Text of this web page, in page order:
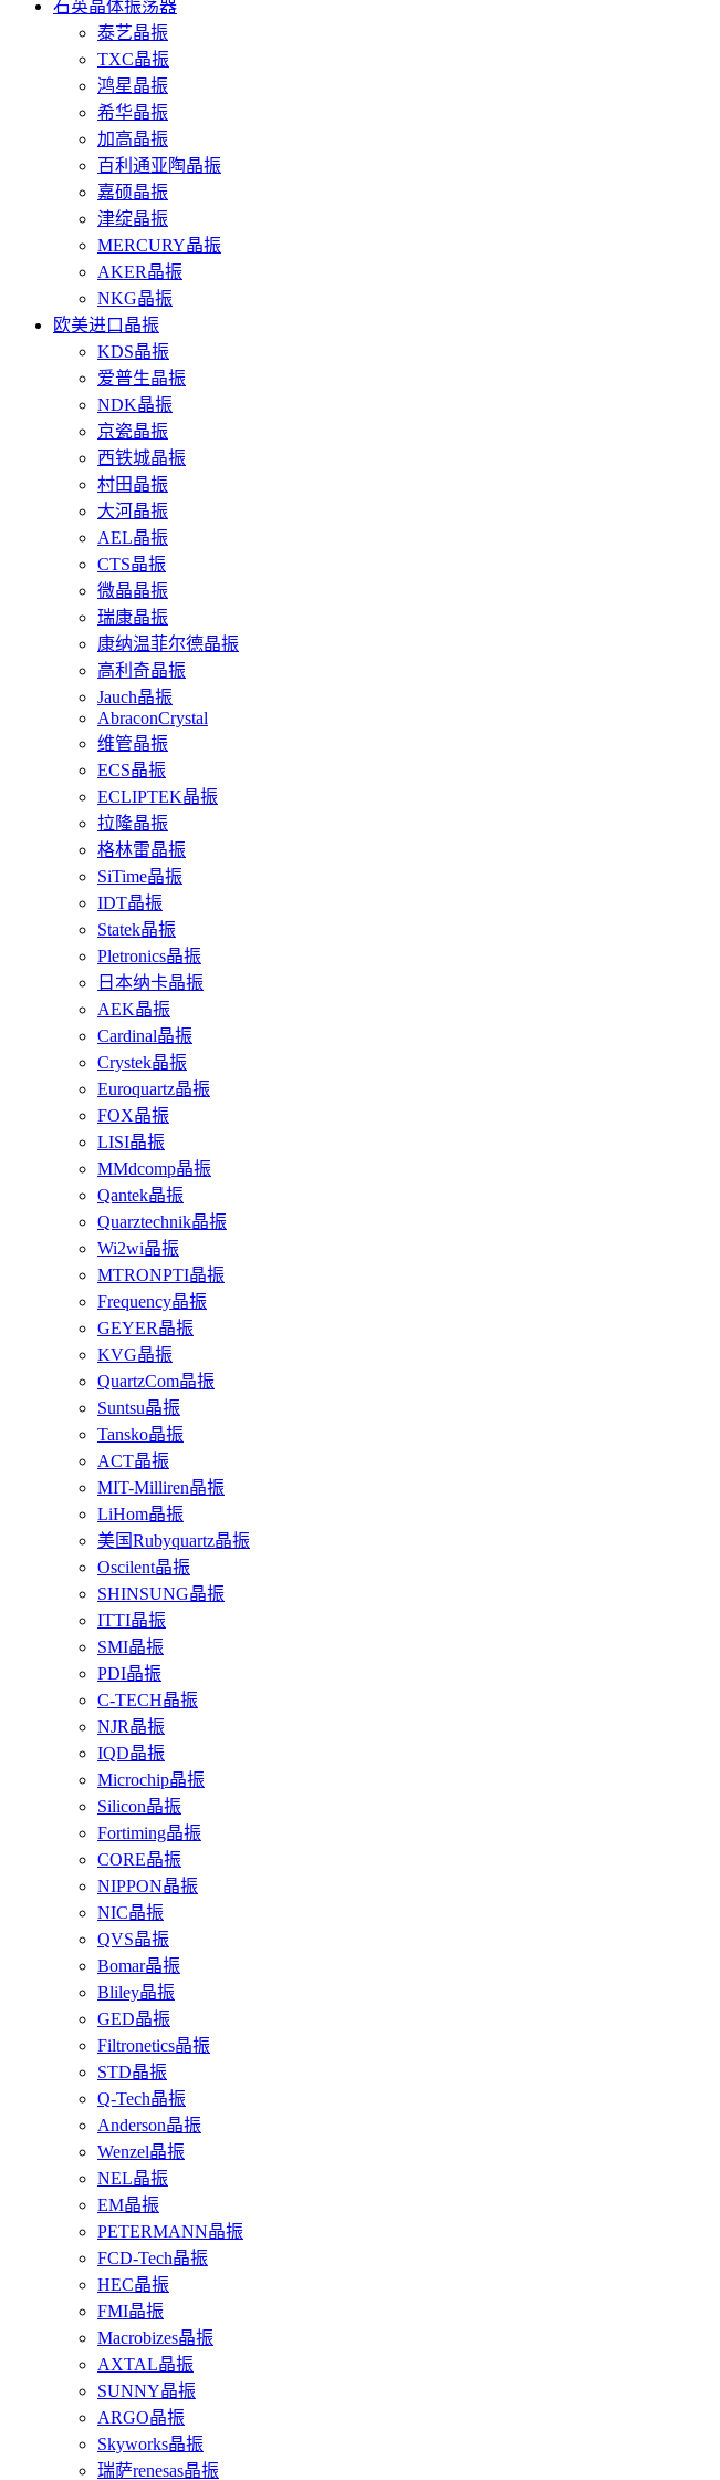
石英晶体振荡器
泰艺晶振
TXC晶振
鸿星晶振
希华晶振
加高晶振
百利通亚陶晶振
嘉硕晶振
津绽晶振
MERCURY晶振
AKER晶振
NKG晶振
欧美进口晶振
KDS晶振
爱普生晶振
NDK晶振
京瓷晶振
西铁城晶振
村田晶振
大河晶振
AEL晶振
CTS晶振
微晶晶振
瑞康晶振
康纳温菲尔德晶振
高利奇晶振
Jauch晶振
AbraconCrystal
维管晶振
ECS晶振
ECLIPTEK晶振
拉隆晶振
格林雷晶振
SiTime晶振
IDT晶振
Statek晶振
Pletronics晶振
日本纳卡晶振
AEK晶振
Cardinal晶振
Crystek晶振
Euroquartz晶振
FOX晶振
LISI晶振
MMdcomp晶振
Qantek晶振
Quarztechnik晶振
Wi2wi晶振
MTRONPTI晶振
Frequency晶振
GEYER晶振
KVG晶振
QuartzCom晶振
Suntsu晶振
Tansko晶振
ACT晶振
MIT-Milliren晶振
LiHom晶振
美国Rubyquartz晶振
Oscilent晶振
SHINSUNG晶振
ITTI晶振
SMI晶振
PDI晶振
C-TECH晶振
NJR晶振
IQD晶振
Microchip晶振
Silicon晶振
Fortiming晶振
CORE晶振
NIPPON晶振
NIC晶振
QVS晶振
Bomar晶振
Bliley晶振
GED晶振
Filtronetics晶振
STD晶振
Q-Tech晶振
Anderson晶振
Wenzel晶振
NEL晶振
EM晶振
PETERMANN晶振
FCD-Tech晶振
HEC晶振
FMI晶振
Macrobizes晶振
AXTAL晶振
SUNNY晶振
ARGO晶振
Skyworks晶振
瑞萨renesas晶振